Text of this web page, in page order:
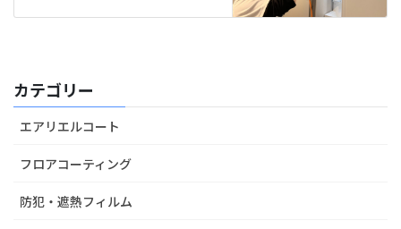
カテゴリー
エアリエルコート
フロアコーティング
防犯・遮熱フィルム